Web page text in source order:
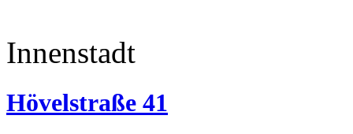
Innenstadt
Hövelstraße 41